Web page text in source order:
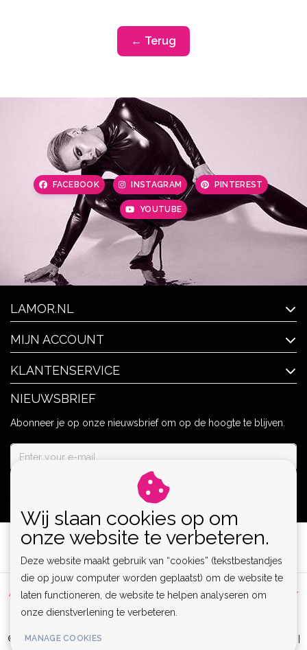
← Terug
FACEBOOK INSTAGRAM PINTEREST
YOUTUBE
LAMOR.NL
MIJN ACCOUNT
KLANTENSERVICE
NIEUWSBRIEF
Abonneer je op onze nieuwsbrief om op de hoogte te blijven.
Algemene voorwaarden | Privacy Policy | Sitemap |
Disclaimer
RSS Feed
© Copyright 2026 - Lamor | Clubwear, Lingerie & Kinky Fashion XS-6XL |
Wij slaan cookies op om
onze website te verbeteren.
Deze website maakt gebruik van “cookies” (tekstbestandjes
die op jouw computer worden geplaatst) om de website te
laten functioneren, de website te helpen analyseren om
onze dienstverlening te verbeteren.
MANAGE COOKIES